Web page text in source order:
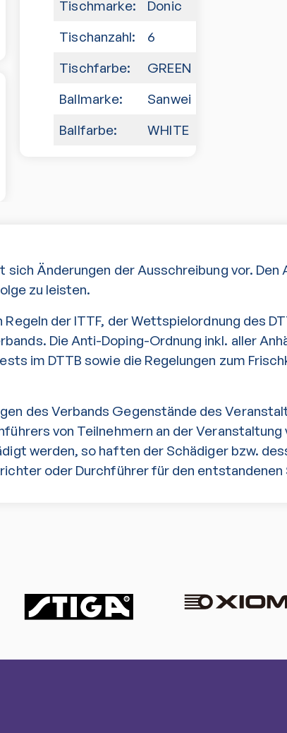
Tischmarke:
Donic
Tischanzahl:
6
Tischfarbe:
GREEN
Ballmarke:
Sanwei
Ballfarbe:
WHITE
sich Änderungen der Ausschreibung vor. Den
zu leisten.
der ITTF, der Wettspielordnung des
Die Anti-Doping-Ordnung inkl. aller
im DTTB sowie die Regelungen zum
des Verbands Gegenstände des
von Teilnehmern an der
werden, so haften der Schädiger bzw.
oder Durchführer für den entstandenen